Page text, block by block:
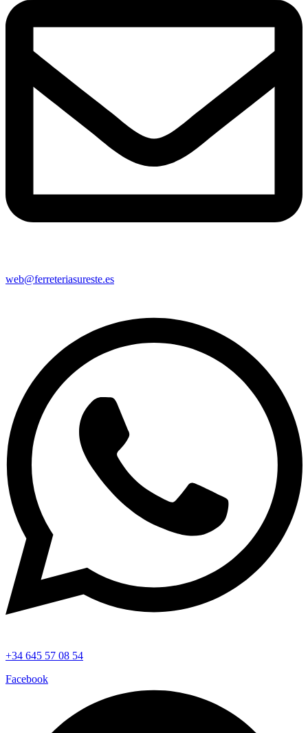
web@ferreteriasureste.es
+34 645 57 08 54
Facebook